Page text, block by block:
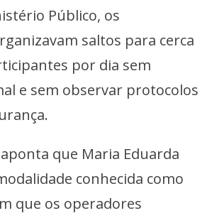
Público, os
saltos para cerca
por dia sem
e sem observar protocolos
que Maria Eduarda
conhecida como
que os operadores